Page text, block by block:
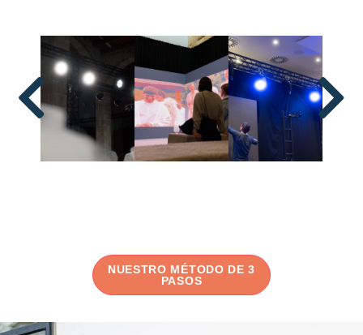
NUESTRO MÉTODO DE 3
PASOS